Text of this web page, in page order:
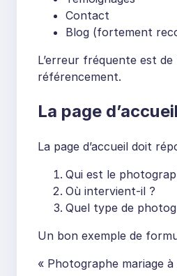
Contact
Blog (fortement
L’erreur fréquente est
référencement.
La page
La page d’accueil doit
Qui est le
Où intervient-il ?
Quel type de
Un bon exemple de
« Photographe mariage